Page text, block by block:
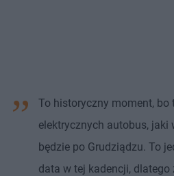
To historyczny moment, bo
elektrycznych autobus, jaki
będzie po Grudziądzu. To
data w tej kadencji, dlatego